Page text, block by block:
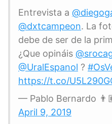
Entrevista a
@dxtcampeon. La
debe de ser de la
¿Que opináis
@UralEspanol ?
https://t.co/
— Pablo Bernardo
April 9, 2019